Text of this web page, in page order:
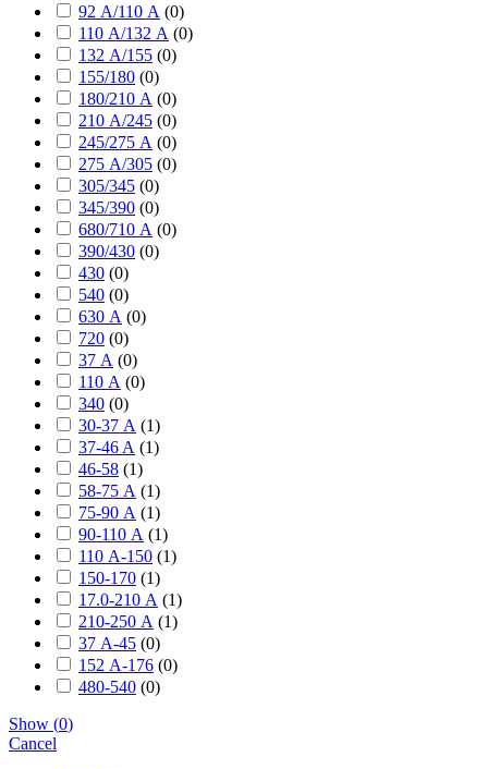
92 А/110 А (0)
110 А/132 А (0)
132 А/155 (0)
155/180 (0)
180/210 А (0)
210 А/245 (0)
245/275 А (0)
275 А/305 (0)
305/345 (0)
345/390 (0)
680/710 А (0)
390/430 (0)
430 (0)
540 (0)
630 А (0)
720 (0)
37 А (0)
110 А (0)
340 (0)
30-37 А (1)
37-46 A (1)
46-58 (1)
58-75 А (1)
75-90 А (1)
90-110 А (1)
110 А-150 (1)
150-170 (1)
17.0-210 А (1)
210-250 А (1)
37 А-45 (0)
152 А-176 (0)
480-540 (0)
Show (0)
Cancel